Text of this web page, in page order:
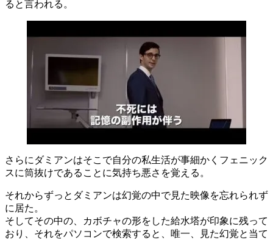
ると言われる。
さらにダミアンはそこで自分の私生活が事細かくフェニック
スに筒抜けであることに気持ち悪さを覚える。
それからずっとダミアンは幻覚の中で見た映像を忘れられず
に居た。
そしてその中の、カボチャの形をした給水塔が印象に残って
おり、それをパソコンで検索すると、唯一、見た幻覚と当て